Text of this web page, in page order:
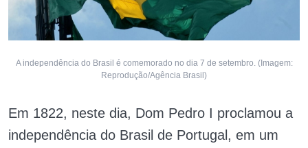
A independência do Brasil é comemorado no dia 7 de setembro. (Imagem:
Reprodução/Agência Brasil)
Em 1822, neste dia, Dom Pedro I proclamou a
independência do Brasil de Portugal, em um